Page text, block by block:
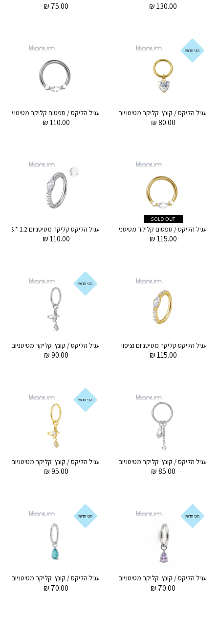
130.00
₪
75.00
₪
הכי חדש!
עגיל הליקס / קונץ' קליקר מטיטניום וציפוי זהב 1.2 * 12 / 10 / 8 מ"מ זירקוניה לב לבנה
80.00
₪
110.00
₪
SOLD OUT
עגיל הליקס / ספטום קליקר מטיטניום וציפוי זהב 1.2 * 8 מ"מ מרקיז וקריסטלים לבנים
115.00
₪
110.00
₪
עגיל הליקס קליקר מטיטניום וציפוי זהב 1.2 * 8 מ"מ מרקיז וקריסטלים לבנים
115.00
₪
הכי חדש!
90.00
₪
85.00
₪
הכי חדש!
95.00
₪
הכי חדש!
70.00
₪
הכי חדש!
70.00
₪